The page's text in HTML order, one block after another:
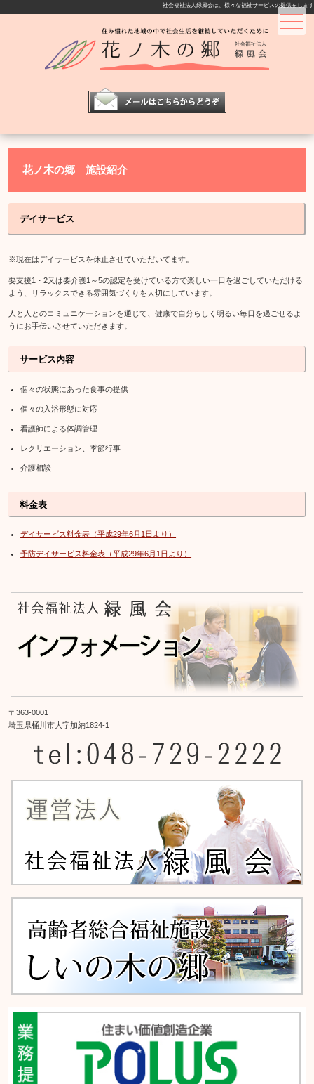
社会福祉法人緑風会は、様々な福祉サービスの提供をします
花ノ木の郷 施設紹介
デイサービス
※現在はデイサービスを休止させていただいてます。
要支援1・2又は要介護1～5の認定を受けている方で楽しい一日を過ごしていただける
よう、リラックスできる雰囲気づくりを大切にしています。
人と人とのコミュニケーションを通じて、健康で自分らしく明るい毎日を過ごせるよ
うにお手伝いさせていただきます。
サービス内容
個々の状態にあった食事の提供
個々の入浴形態に対応
看護師による体調管理
レクリエーション、季節行事
介護相談
料金表
デイサービス料金表（平成29年6月1日より）
予防デイサービス料金表（平成29年6月1日より）
〒363-0001
埼玉県桶川市大字加納1824-1